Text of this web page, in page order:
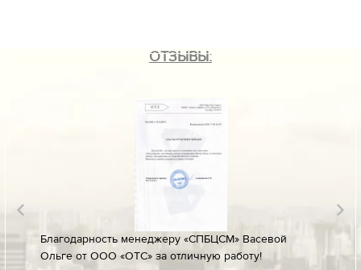
ОТЗЫВЫ:
Благодарность менеджеру «СПБЦСМ» Васевой
Ольге от ООО «ОТС» за отличную работу!